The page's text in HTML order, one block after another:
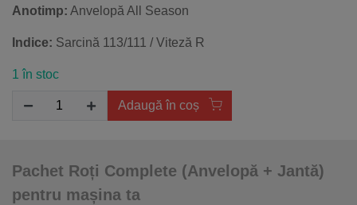
Anotimp: Anvelopă All Season
Indice: Sarcină 113/111 / Viteză R
1 în stoc
Adaugă în coș
Pachet Roți Complete (Anvelopă + Jantă)
pentru mașina ta